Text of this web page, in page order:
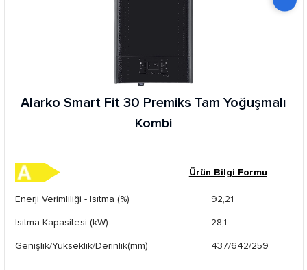
Alarko Smart Fit 30 Premiks Tam Yoğuşmalı
Kombi
Ürün Bilgi Formu
Enerji Verimliliği - Isıtma (%)
92,21
Isıtma Kapasitesi (kW)
28,1
Genişlik/Yükseklik/Derinlik(mm)
437/642/259